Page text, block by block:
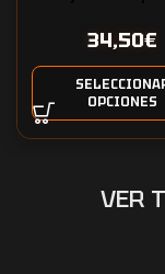
camisetas34,50€
OPCIONES
VER